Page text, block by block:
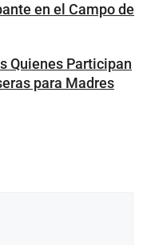
en el Campo de
Quienes Participan
para Madres